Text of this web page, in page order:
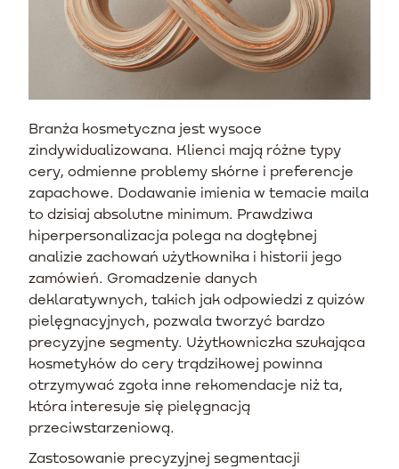
Branża kosmetyczna jest wysoce
zindywidualizowana. Klienci mają różne typy
cery, odmienne problemy skórne i preferencje
zapachowe. Dodawanie imienia w temacie maila
to dzisiaj absolutne minimum. Prawdziwa
hiperpersonalizacja polega na dogłębnej
analizie zachowań użytkownika i historii jego
zamówień. Gromadzenie danych
deklaratywnych, takich jak odpowiedzi z quizów
pielęgnacyjnych, pozwala tworzyć bardzo
precyzyjne segmenty. Użytkowniczka szukająca
kosmetyków do cery trądzikowej powinna
otrzymywać zgoła inne rekomendacje niż ta,
która interesuje się pielęgnacją
przeciwstarzeniową.
Zastosowanie precyzyjnej segmentacji